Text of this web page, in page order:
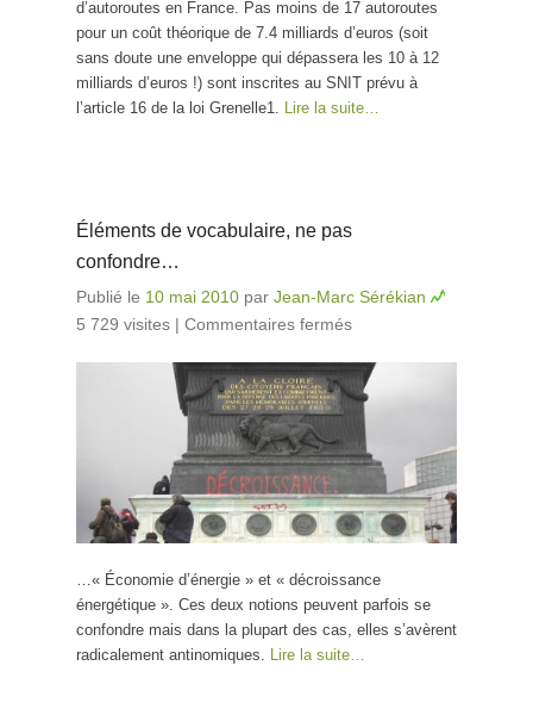
d’autoroutes en France. Pas moins de 17 autoroutes
pour un coût théorique de 7.4 milliards d’euros (soit
sans doute une enveloppe qui dépassera les 10 à 12
milliards d’euros !) sont inscrites au SNIT prévu à
l’article 16 de la loi Grenelle1.
Lire la suite…
Éléments de vocabulaire, ne pas
confondre…
Publié le 10 mai 2010 par Jean-Marc Sérékian
5 729 visites | Commentaires fermés
pas confondre…
…« Économie d’énergie » et « décroissance
énergétique ». Ces deux notions peuvent parfois se
confondre mais dans la plupart des cas, elles s’avèrent
radicalement antinomiques. Lire la suite…